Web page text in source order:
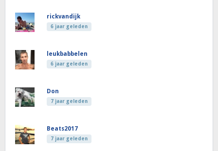
rickvandijk
6 jaar geleden
leukbabbelen
6 jaar geleden
Don
7 jaar geleden
Beats2017
7 jaar geleden